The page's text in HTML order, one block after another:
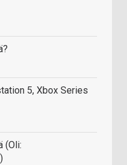
5, Xbox Series
(Oli: